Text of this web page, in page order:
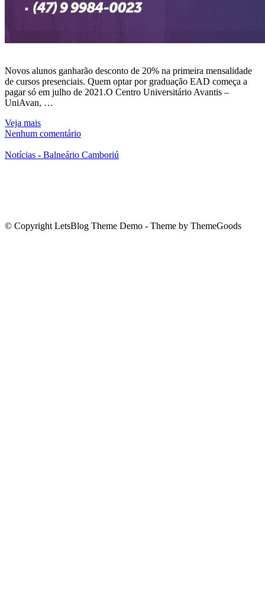
Novos alunos ganharão desconto de 20% na primeira mensalidade
de cursos presenciais. Quem optar por graduação EAD começa a
pagar só em julho de 2021.O Centro Universitário Avantis –
UniAvan, …
Veja mais
Nenhum comentário
Notícias - Balneário Camboriú
© Copyright LetsBlog Theme Demo - Theme by ThemeGoods